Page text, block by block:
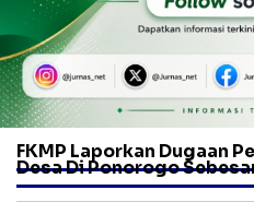
FKMP Laporkan Dugaan
Desa Di Ponorogo